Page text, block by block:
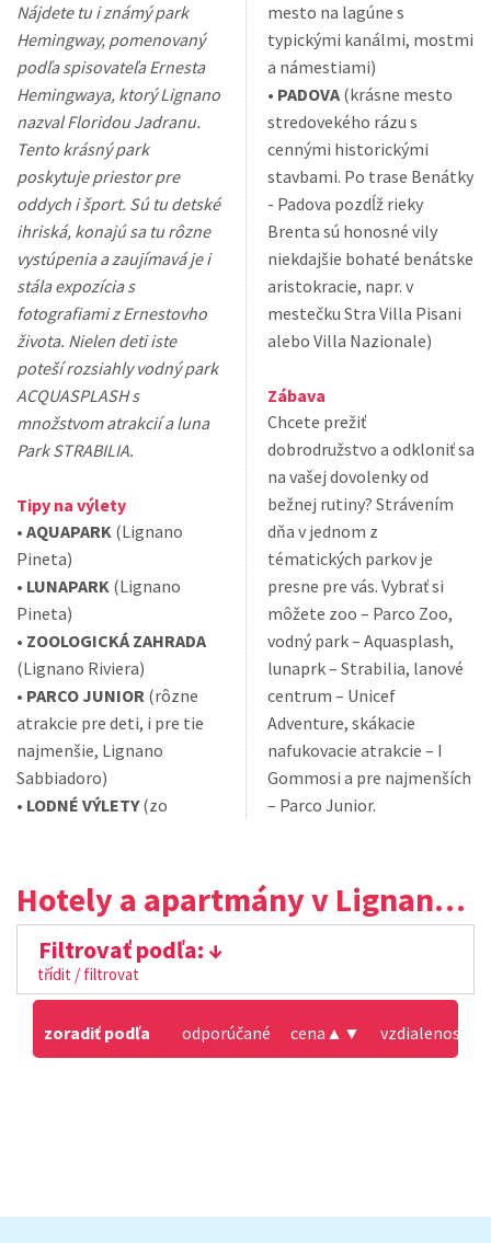
Nájdete tu i známý park
Hemingway, pomenovaný
podľa spisovateľa Ernesta
Hemingwaya, ktorý Lignano
nazval Floridou Jadranu.
Tento krásný park
poskytuje priestor pre
oddych i šport. Sú tu detské
ihriská, konajú sa tu rôzne
vystúpenia a zaujímavá je i
stála expozícia s
fotografiami z Ernestovho
života. Nielen deti iste
poteší rozsiahly vodný park
ACQUASPLASH s
množstvom atrakcií a luna
Park STRABILIA.
Tipy na výlety
• AQUAPARK (Lignano
Pineta)
• LUNAPARK (Lignano
Pineta)
• ZOOLOGICKÁ ZAHRADA
(Lignano Riviera)
• PARCO JUNIOR (rôzne
atrakcie pre deti, i pre tie
najmenšie, Lignano
Sabbiadoro)
• LODNÉ VÝLETY(zo
mesto na lagúne s
typickými kanálmi, mostmi
a námestiami)
• PADOVA (krásne mesto
stredovekého rázu s
cennými historickými
stavbami. Po trase Benátky
- Padova pozdĺž rieky
Brenta sú honosné vily
niekdajšie bohaté benátske
aristokracie, napr. v
mestečku Stra Villa Pisani
alebo Villa Nazionale)
Zábava
Chcete prežiť
dobrodružstvo a odkloniť sa
na vašej dovolenky od
bežnej rutiny? Strávením
dňa v jednom z
tématických parkov je
presne pre vás. Vybrať si
môžete zoo – Parco Zoo,
vodný park – Aquasplash,
lunaprk – Strabilia, lanové
centrum – Unicef
Adventure, skákacie
nafukovacie atrakcie – I
Gommosi a pre najmenších
– Parco Junior.
Hotely a apartmány v Lignano Pineta
Filtrovať podľa:
třídit / filtrovat
zoradiť podľa odporúčané cena ▲ ▼ vzdialenosť